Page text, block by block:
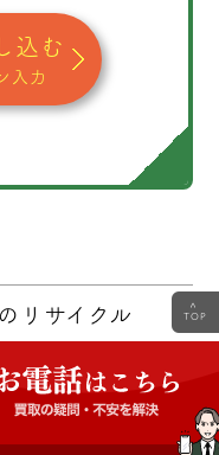
込む
入力
リサイクル
サイクルショップで
<
TOP